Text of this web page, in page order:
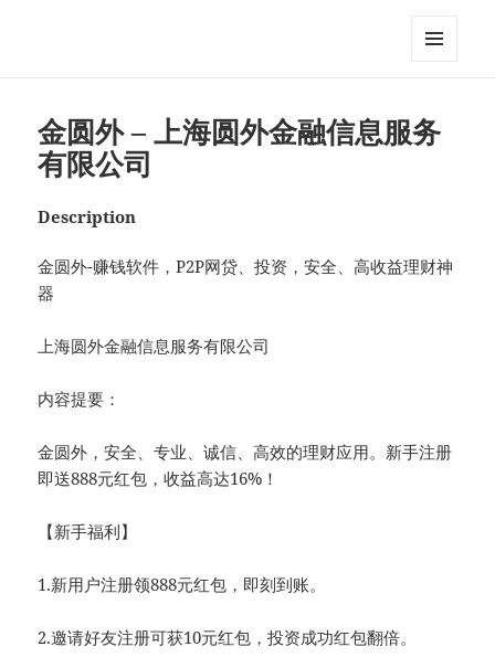
金圆外 – 上海圆外金融信息服务
有限公司
Description
金圆外-赚钱软件，P2P网贷、投资，安全、高收益理财神
器
上海圆外金融信息服务有限公司
内容提要：
金圆外，安全、专业、诚信、高效的理财应用。新手注册
即送888元红包，收益高达16%！
【新手福利】
1.新用户注册领888元红包，即刻到账。
2.邀请好友注册可获10元红包，投资成功红包翻倍。